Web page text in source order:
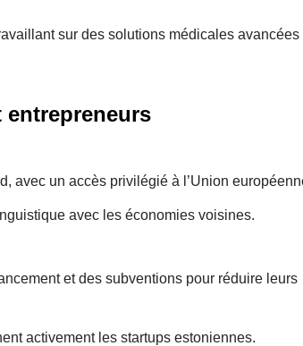
sur des solutions médicales avancées
avec un accès privilégié à l’Union
avec les économies voisines.
et des subventions pour réduire leurs
activement les startups estoniennes.